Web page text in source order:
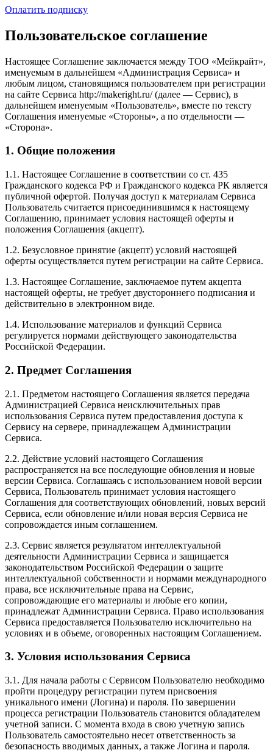
Оплатить подписку
Пользовательское соглашение
Настоящее Соглашение заключается между ТОО «Мейкрайт»,
именуемым в дальнейшем «Администрация Сервиса» и
любым лицом, становящимся пользователем при регистрации
на сайте Сервиса http://makeright.ru/ (далее — Сервис), в
дальнейшем именуемым «Пользователь», вместе по тексту
Соглашения именуемые «Стороны», а по отдельности —
«Сторона».
1. Общие положения
1.1. Настоящее Соглашение в соответствии со ст. 435
Гражданского кодекса РФ и Гражданского кодекса РК является
публичной офертой. Получая доступ к материалам Сервиса
Пользователь считается присоединившимся к настоящему
Соглашению, принимает условия настоящей оферты и
положения Соглашения (акцепт).
1.2. Безусловное принятие (акцепт) условий настоящей
оферты осуществляется путем регистрации на сайте Сервиса.
1.3. Настоящее Соглашение, заключаемое путем акцепта
настоящей оферты, не требует двустороннего подписания и
действительно в электронном виде.
1.4. Использование материалов и функций Сервиса
регулируется нормами действующего законодательства
Российской Федерации.
2. Предмет Соглашения
2.1. Предметом настоящего Соглашения является передача
Администрацией Сервиса неисключительных прав
использования Сервиса путем предоставления доступа к
Сервису на сервере, принадлежащем Администрации
Сервиса.
2.2. Действие условий настоящего Соглашения
распространяется на все последующие обновления и новые
версии Сервиса. Соглашаясь с использованием новой версии
Сервиса, Пользователь принимает условия настоящего
Соглашения для соответствующих обновлений, новых версий
Сервиса, если обновление и/или новая версия Сервиса не
сопровождается иным соглашением.
2.3. Сервис является результатом интеллектуальной
деятельности Администрации Сервиса и защищается
законодательством Российской Федерации о защите
интеллектуальной собственности и нормами международного
права, все исключительные права на Сервис,
сопровождающие его материалы и любые его копии,
принадлежат Администрации Сервиса. Право использования
Сервиса предоставляется Пользователю исключительно на
условиях и в объеме, оговоренных настоящим Соглашением.
3. Условия использования Сервиса
3.1. Для начала работы с Сервисом Пользователю необходимо
пройти процедуру регистрации путем присвоения
уникального имени (Логина) и пароля. По завершении
процесса регистрации Пользователь становится обладателем
учетной записи. С момента входа в свою учетную запись
Пользователь самостоятельно несет ответственность за
безопасность вводимых данных, а также Логина и пароля.